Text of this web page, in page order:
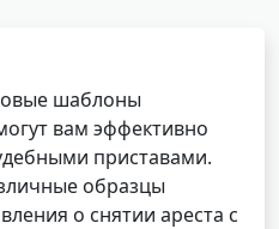
шаблоны
вам эффективно
приставами.
образцы
о снятии ареста с